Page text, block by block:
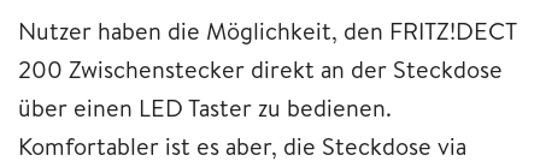
Nutzer haben die Möglichkeit, den FRITZ!DECT
200 Zwischenstecker direkt an der Steckdose
über einen LED Taster zu bedienen.
Komfortabler ist es aber, die Steckdose via